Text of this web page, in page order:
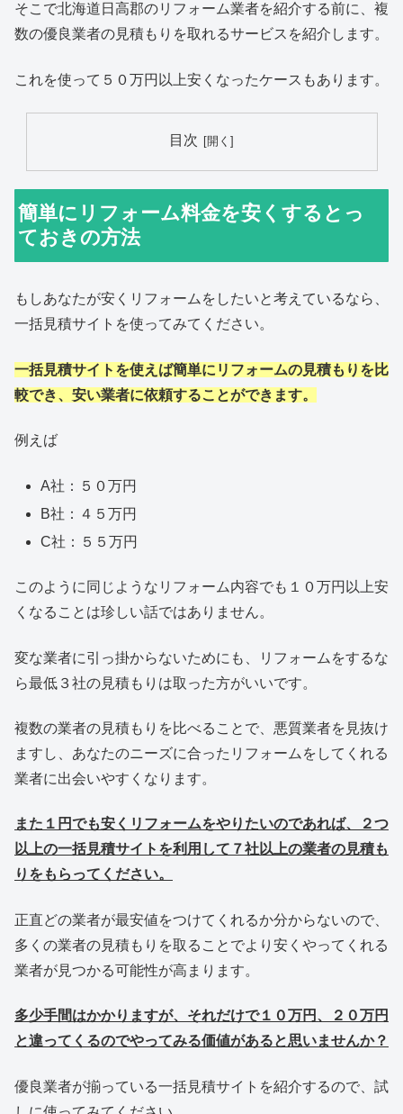
そこで北海道日高郡のリフォーム業者を紹介する前に、複
数の優良業者の見積もりを取れるサービスを紹介します。
これを使って５０万円以上安くなったケースもあります。
目次
簡単にリフォーム料金を安くするとっ
ておきの方法
もしあなたが安くリフォームをしたいと考えているなら、
一括見積サイトを使ってみてください。
一括見積サイトを使えば簡単にリフォームの見積もりを比
較でき、安い業者に依頼することができます。
例えば
A社：５０万円
B社：４５万円
C社：５５万円
このように同じようなリフォーム内容でも１０万円以上安
くなることは珍しい話ではありません。
変な業者に引っ掛からないためにも、リフォームをするな
ら最低３社の見積もりは取った方がいいです。
複数の業者の見積もりを比べることで、悪質業者を見抜け
ますし、あなたのニーズに合ったリフォームをしてくれる
業者に出会いやすくなります。
また１円でも安くリフォームをやりたいのであれば、２つ
以上の一括見積サイトを利用して７社以上の業者の見積も
りをもらってください。
正直どの業者が最安値をつけてくれるか分からないので、
多くの業者の見積もりを取ることでより安くやってくれる
業者が見つかる可能性が高まります。
多少手間はかかりますが、それだけで１０万円、２０万円
と違ってくるのでやってみる価値があると思いませんか？
優良業者が揃っている一括見積サイトを紹介するので、試